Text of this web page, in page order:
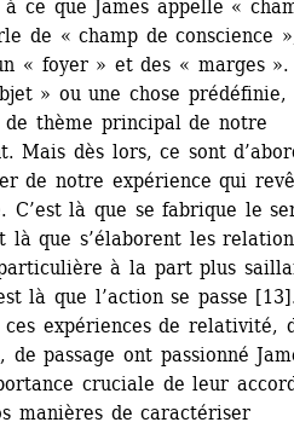
ce que James appelle «
de « champ de conscience
« foyer » et des « marges
» ou une chose
de thème principal de notre
Mais dès lors, ce sont
de notre expérience qui
C’est là que se fabrique le
là que s’élaborent les
à la part plus
là que l’action se passe
expériences de relativité,
passage ont passionné
cruciale de leur
manières de caractériser